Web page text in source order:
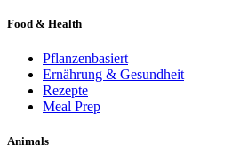
Food & Health
Pflanzenbasiert
Ernährung & Gesundheit
Rezepte
Meal Prep
Animals